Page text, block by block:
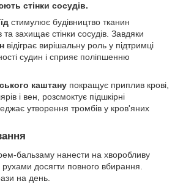
стінки сосудів.
стимулює будівництво тканин
та захищає стінки сосудів. Завдяки
відіграє вирішальну роль у підтримці
судин і сприяє поліпшенню
каштану покращує приплив крові,
і вен, розсмоктує підшкірні
утворення тромбів у кров'яних
бальзаму нанести на хворобливу
досягти повного вбирання.
на день.